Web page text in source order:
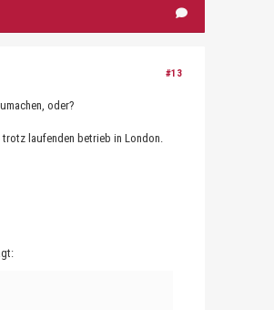
#13
oder?
trotz laufenden betrieb in London.